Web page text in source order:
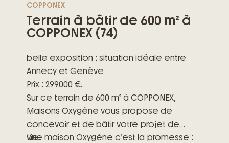
COPPONEX
Terrain à bâtir de 600 m² à
COPPONEX (74)
belle exposition ; situation idéale entre
Annecy et Genève
Prix : 299000 €.
Sur ce terrain de 600 m² à COPPONEX,
Maisons Oxygène vous propose de
concevoir et de bâtir votre projet de
vie.
Une maison Oxygène c’est la promesse :